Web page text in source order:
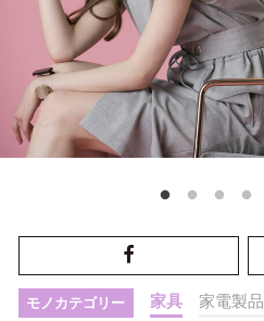
モノカテゴリー 家具 家電製品